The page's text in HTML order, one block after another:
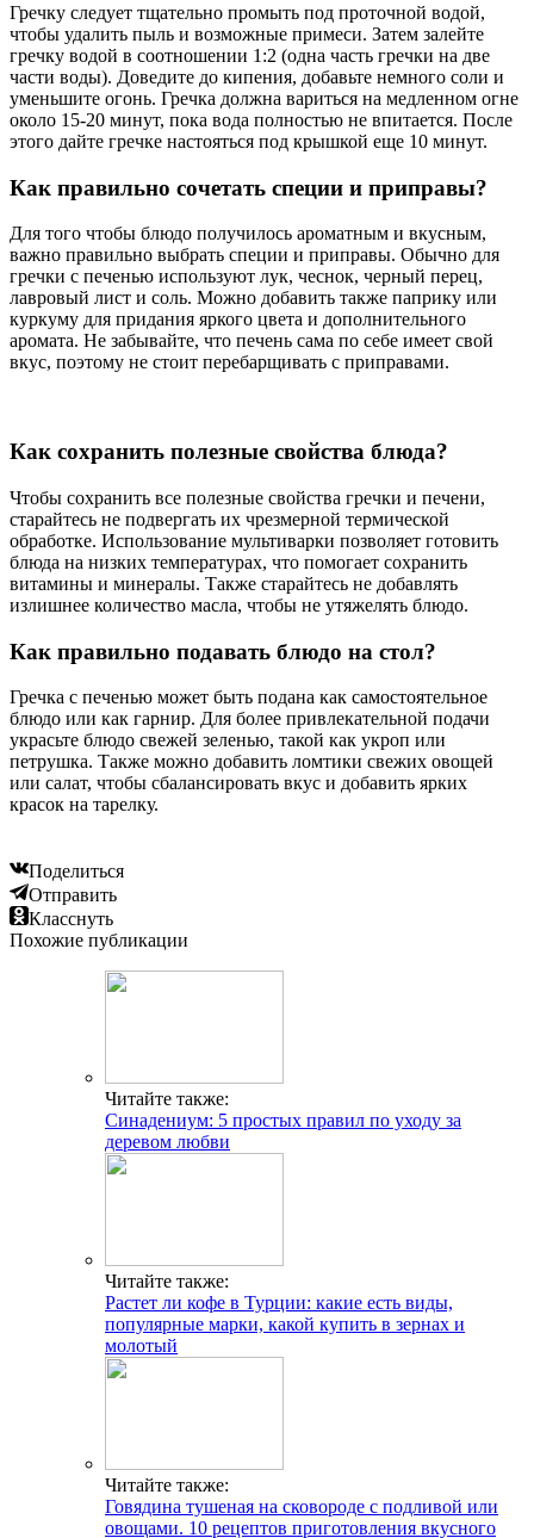
Гречку следует тщательно промыть под проточной водой,
чтобы удалить пыль и возможные примеси. Затем залейте
гречку водой в соотношении 1:2 (одна часть гречки на две
части воды). Доведите до кипения, добавьте немного соли и
уменьшите огонь. Гречка должна вариться на медленном огне
около 15-20 минут, пока вода полностью не впитается. После
этого дайте гречке настояться под крышкой еще 10 минут.
Как правильно сочетать специи и приправы?
Для того чтобы блюдо получилось ароматным и вкусным,
важно правильно выбрать специи и приправы. Обычно для
гречки с печенью используют лук, чеснок, черный перец,
лавровый лист и соль. Можно добавить также паприку или
куркуму для придания яркого цвета и дополнительного
аромата. Не забывайте, что печень сама по себе имеет свой
вкус, поэтому не стоит перебарщивать с приправами.
Как сохранить полезные свойства блюда?
Чтобы сохранить все полезные свойства гречки и печени,
старайтесь не подвергать их чрезмерной термической
обработке. Использование мультиварки позволяет готовить
блюда на низких температурах, что помогает сохранить
витамины и минералы. Также старайтесь не добавлять
излишнее количество масла, чтобы не утяжелять блюдо.
Как правильно подавать блюдо на стол?
Гречка с печенью может быть подана как самостоятельное
блюдо или как гарнир. Для более привлекательной подачи
украсьте блюдо свежей зеленью, такой как укроп или
петрушка. Также можно добавить ломтики свежих овощей
или салат, чтобы сбалансировать вкус и добавить ярких
красок на тарелку.
Поделиться
Отправить
Класснуть
Похожие публикации
Читайте также:
Синадениум: 5 простых правил по уходу за
деревом любви
Читайте также:
Растет ли кофе в Турции: какие есть виды,
популярные марки, какой купить в зернах и
молотый
Читайте также:
Говядина тушеная на сковороде с подливой или
овощами. 10 рецептов приготовления вкусного